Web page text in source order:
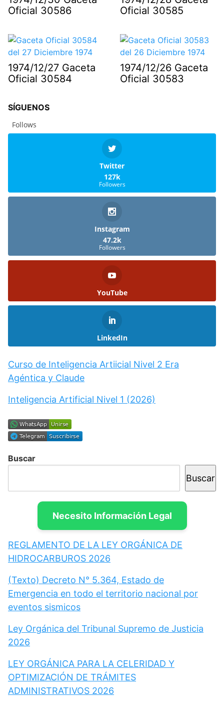
Oficial 30586
Oficial 30585
1974/12/27 Gaceta
Oficial 30584
1974/12/26 Gaceta
Oficial 30583
SÍGUENOS
Follows
Twitter
127k
Followers
Instagram
47.2k
Followers
YouTube
LinkedIn
Curso de Inteligencia Artiicial Nivel 2 Era
Agéntica y Claude
Inteligencia Artificial Nivel 1 (2026)
Buscar
Buscar
Necesito Información Legal
REGLAMENTO DE LA LEY ORGÁNICA DE
HIDROCARBUROS 2026
(Texto) Decreto N° 5.364, Estado de
Emergencia en todo el territorio nacional por
eventos sismicos
Ley Orgánica del Tribunal Supremo de Justicia
2026
LEY ORGÁNICA PARA LA CELERIDAD Y
OPTIMIZACIÓN DE TRÁMITES
ADMINISTRATIVOS 2026